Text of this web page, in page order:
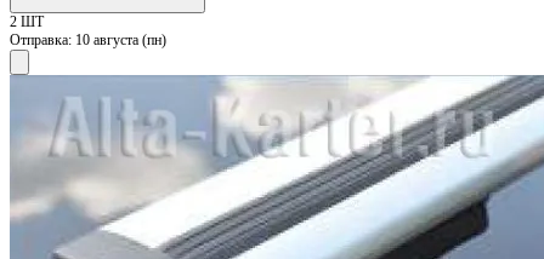
2 ШТ
Отправка: 10 августа (пн)